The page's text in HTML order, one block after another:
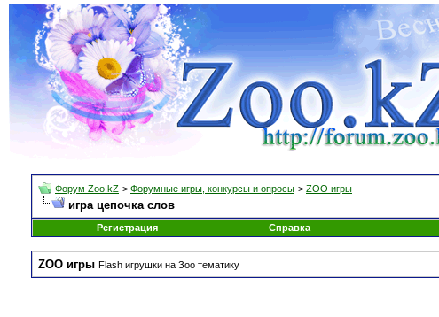
Форум Zoo.kZ > Форумные игры, конкурсы и опросы > ZOO игры
игра цепочка слов
Регистрация
Справка
ZOO игры Flash игрушки на Зоо тематику